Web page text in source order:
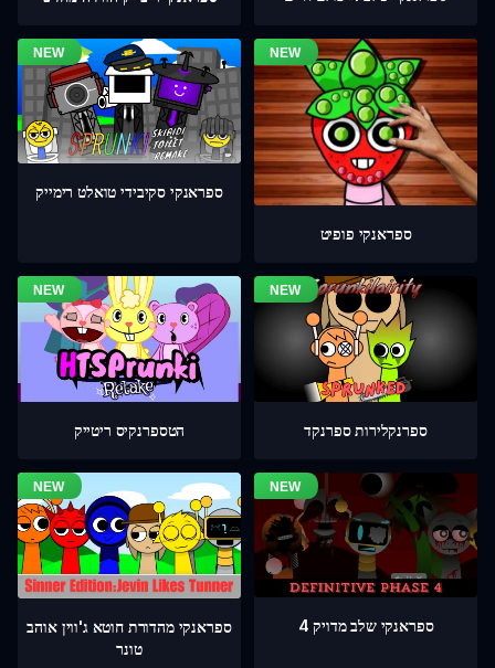
ספראנקי סקיבידי טואלט רימייק
ספראנקי פופיט
הטספרנקיס ריטייק ספרנקלירות ספרנקד
ספראנקי מהדורת חוטא ג'ווין אוהב
טונר
ספראנקי שלב מדויק 4